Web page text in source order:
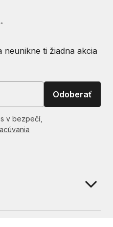
neunikne ti žiadna akcia
Odoberať
v bezpečí,